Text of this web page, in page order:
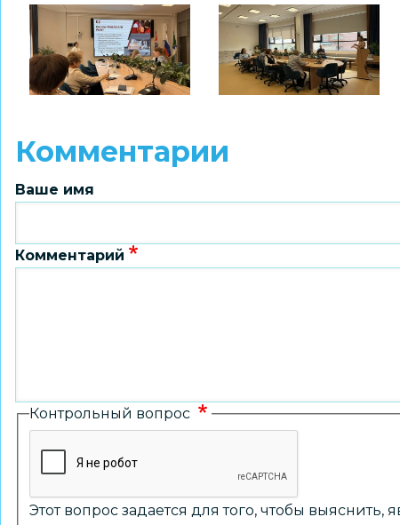
Комментарии
Ваше имя
Комментарий
Контрольный вопрос
Этот вопрос задается для того, чтобы